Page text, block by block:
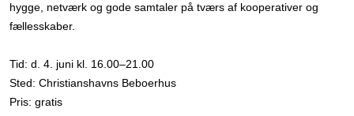
hygge, netværk og gode samtaler på tværs af kooperativer og
fællesskaber.
Tid: d. 4. juni kl. 16.00–21.00
Sted: Christianshavns Beboerhus
Pris: gratis